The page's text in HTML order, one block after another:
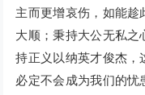
主而更增哀伤，如能趁
大顺；秉持大公无私之
持正义以纳英才俊杰，
必定不会成为我们的忧